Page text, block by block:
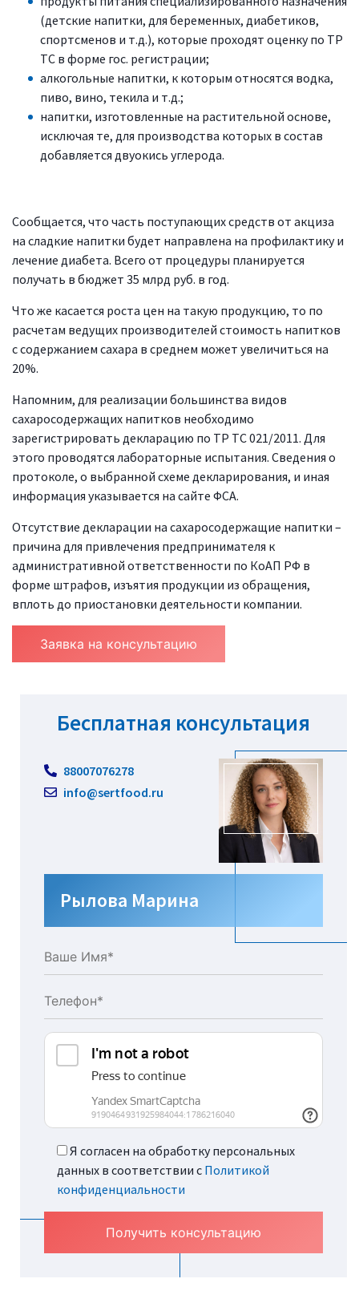
(детские напитки, для беременных, диабетиков,
спортсменов и т.д.), которые проходят оценку по ТР
ТС в форме гос. регистрации;
алкогольные напитки, к которым относятся водка,
пиво, вино, текила и т.д.;
напитки, изготовленные на растительной основе,
исключая те, для производства которых в состав
добавляется двуокись углерода.
Сообщается, что часть поступающих средств от акциза
на сладкие напитки будет направлена на профилактику и
лечение диабета. Всего от процедуры планируется
получать в бюджет 35 млрд руб. в год.
Что же касается роста цен на такую продукцию, то по
расчетам ведущих производителей стоимость напитков
с содержанием сахара в среднем может увеличиться на
20%.
Напомним, для реализации большинства видов
сахаросодержащих напитков необходимо
зарегистрировать декларацию по ТР ТС 021/2011. Для
этого проводятся лабораторные испытания. Сведения о
протоколе, о выбранной схеме декларирования, и иная
информация указывается на сайте ФСА.
Отсутствие декларации на сахаросодержащие напитки –
причина для привлечения предпринимателя к
административной ответственности по КоАП РФ в
форме штрафов, изъятия продукции из обращения,
вплоть до приостановки деятельности компании.
Заявка на консультацию
Бесплатная консультация
88007076278
info@sertfood.ru
Рылова Марина
Я согласен на обработку персональных
данных в соответствии с Политикой
конфиденциальности